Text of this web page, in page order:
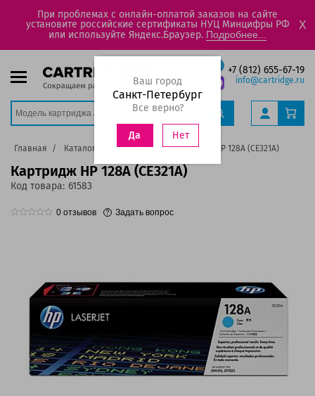
При проблемах с онлайн-оплатой заказов на сайте
установите российские сертификаты НУЦ Минцифры РФ
или используйте Яндекс.Браузер. Подробнее...
X
+7 (812) 655-67-19
info@cartridge.ru
Ваш город
Санкт-Петербург
Все верно?
Да Нет
Главная Каталог Картриджи Картридж HP 128A (CE321A)
Картридж HP 128A (CE321A)
Код товара: 61583
0 отзывов Задать вопрос